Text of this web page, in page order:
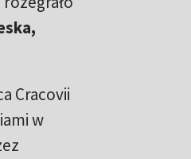
Cracovii
w